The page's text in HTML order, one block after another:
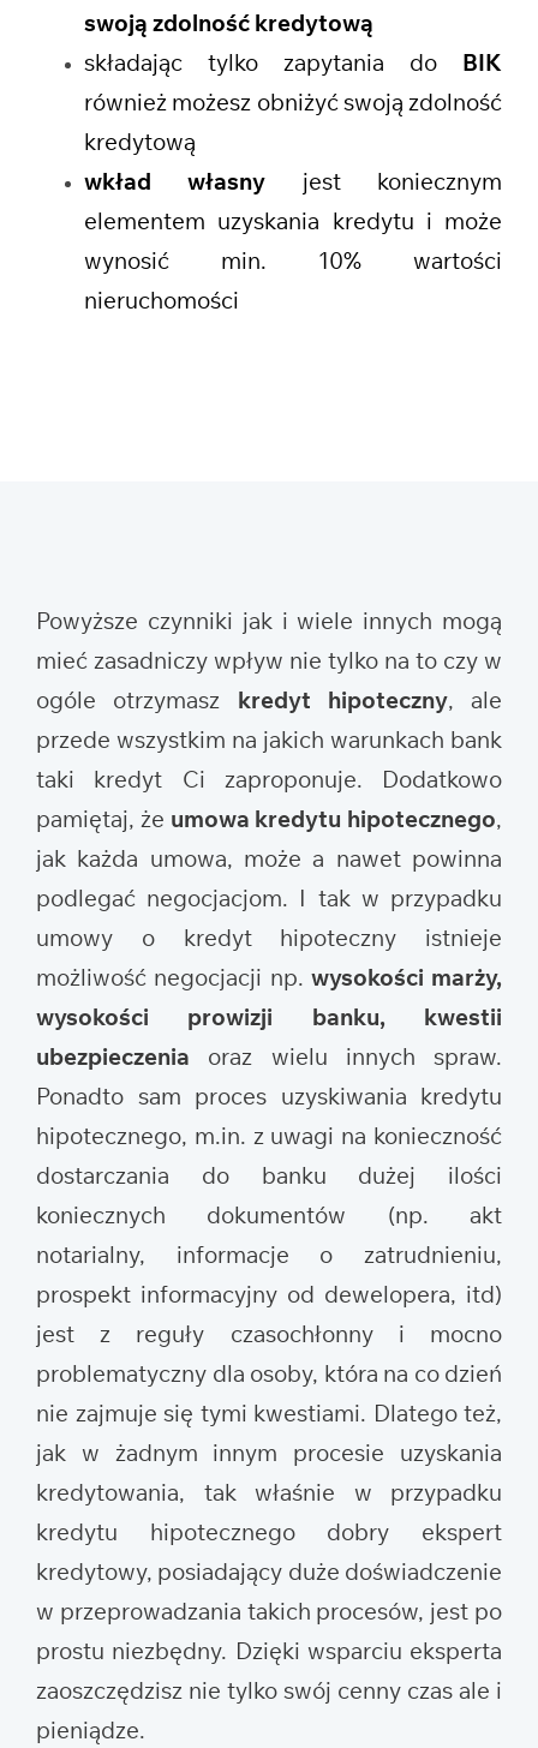
swoją zdolność kredytową
składając tylko zapytania do BIK
również możesz obniżyć swoją zdolność
kredytową
wkład własny jest koniecznym
elementem uzyskania kredytu i może
wynosić min. 10% wartości
nieruchomości
Powyższe czynniki jak i wiele innych mogą
mieć zasadniczy wpływ nie tylko na to czy w
ogóle otrzymasz kredyt hipoteczny, ale
przede wszystkim na jakich warunkach bank
taki kredyt Ci zaproponuje. Dodatkowo
pamiętaj, że umowa kredytu hipotecznego,
jak każda umowa, może a nawet powinna
podlegać negocjacjom. I tak w przypadku
umowy o kredyt hipoteczny istnieje
możliwość negocjacji np. wysokości marży,
wysokości prowizji banku, kwestii
ubezpieczenia oraz wielu innych spraw.
Ponadto sam proces uzyskiwania kredytu
hipotecznego, m.in. z uwagi na konieczność
dostarczania do banku dużej ilości
koniecznych dokumentów (np. akt
notarialny, informacje o zatrudnieniu,
prospekt informacyjny od dewelopera, itd)
jest z reguły czasochłonny i mocno
problematyczny dla osoby, która na co dzień
nie zajmuje się tymi kwestiami. Dlatego też,
jak w żadnym innym procesie uzyskania
kredytowania, tak właśnie w przypadku
kredytu hipotecznego dobry ekspert
kredytowy, posiadający duże doświadczenie
w przeprowadzania takich procesów, jest po
prostu niezbędny. Dzięki wsparciu eksperta
zaoszczędzisz nie tylko swój cenny czas ale i
pieniądze.